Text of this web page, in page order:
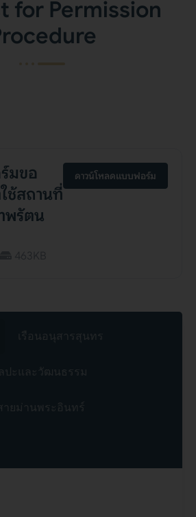
for Permission
มขอ
ช้สถานที่
พรัตน
ดาวน์โหลดแบบฟอร์ม
เรือนอนุสารสุนทร
ปะและวัฒนธรรม
ายม่านพระอินทร์